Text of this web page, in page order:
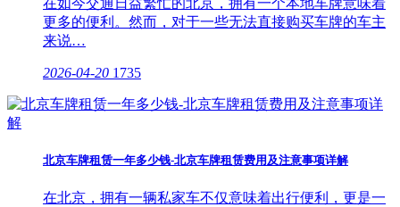
在如今交通日益繁忙的北京，拥有一个本地车牌意味着
更多的便利。然而，对于一些无法直接购买车牌的车主
来说…
2026-04-20 1735
北京车牌租赁一年多少钱-北京车牌租赁费用及注意事项详解
在北京，拥有一辆私家车不仅意味着出行便利，更是一